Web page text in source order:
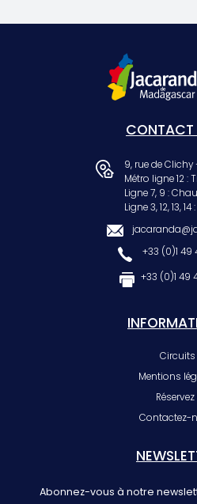
CONTACT
9, rue de
Métro ligne 12 :
Ligne 7, 9 :
Ligne 3, 12, 13,
+33 (0)1 49
+33 (0)1 49
Circuits
Mentions
Réservez
Contactez-
Abonnez-vous à notre